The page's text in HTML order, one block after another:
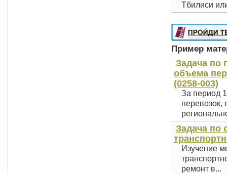
Тбилиси
Пример
Задача по
объема
(0258-003)
За период
перевозок,
Задача по
Изучение
ремонт в...